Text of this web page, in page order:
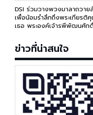
DSI ร่วมวางพวงมาลาถวาย
เพื่อน้อมรำลึกถึงพระเกียรติ
เธอ พระองค์เจ้ารพีพัฒนศัก
ข่าวที่น่าสนใจ